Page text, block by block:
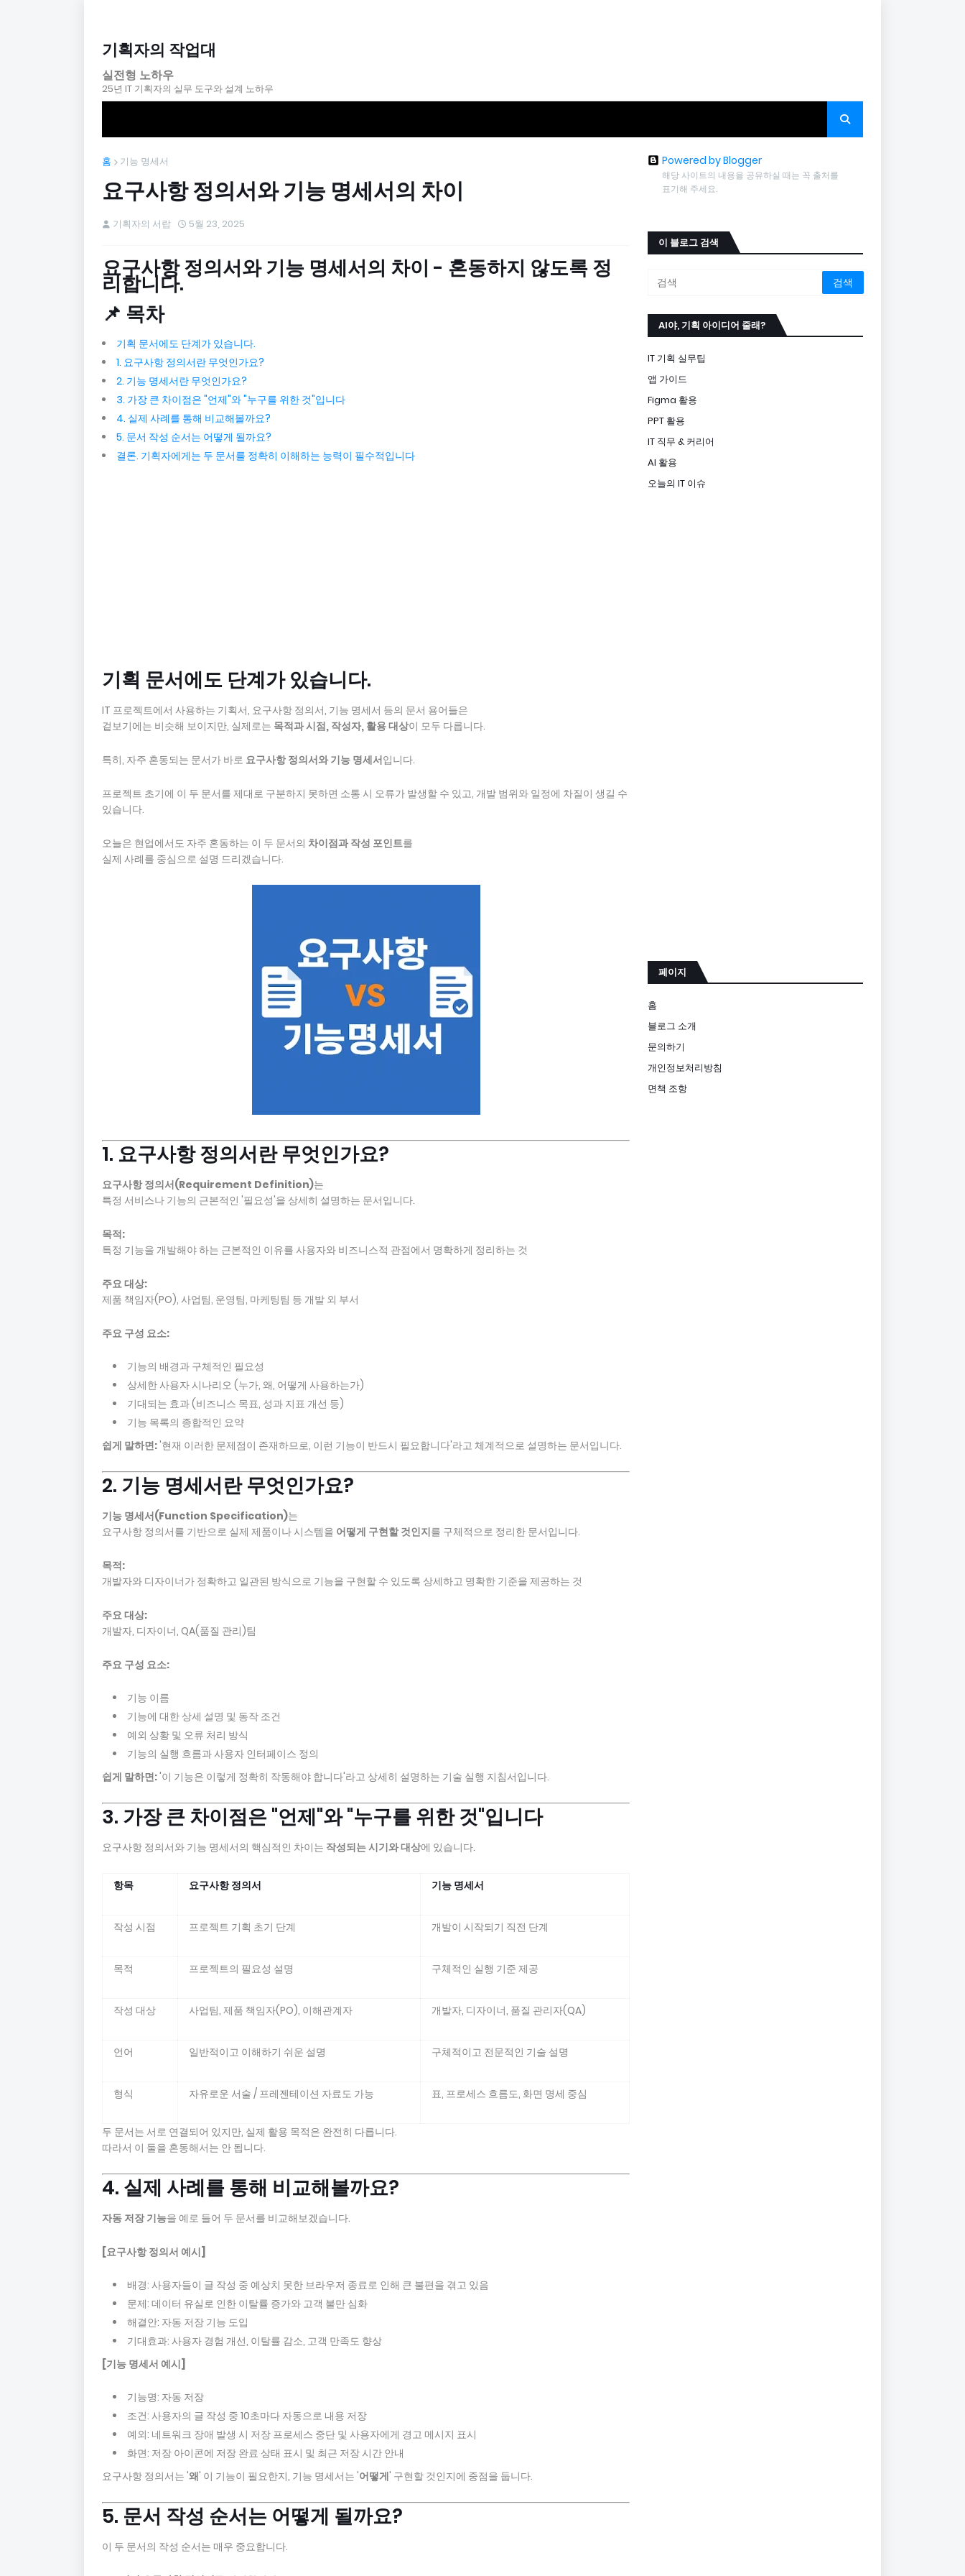
기획자의 작업대
실전형 노하우
25년 IT 기획자의 실무 도구와 설계 노하우
홈 기능 명세서
요구사항 정의서와 기능 명세서의 차이
기획자의 서랍 5월 23, 2025
요구사항 정의서와 기능 명세서의 차이 - 혼동하지 않도록 정
리합니다.
📌 목차
기획 문서에도 단계가 있습니다.
1. 요구사항 정의서란 무엇인가요?
2. 기능 명세서란 무엇인가요?
3. 가장 큰 차이점은 "언제"와 "누구를 위한 것"입니다
4. 실제 사례를 통해 비교해볼까요?
5. 문서 작성 순서는 어떻게 될까요?
결론. 기획자에게는 두 문서를 정확히 이해하는 능력이 필수적입니다
기획 문서에도 단계가 있습니다.
IT 프로젝트에서 사용하는 기획서, 요구사항 정의서, 기능 명세서 등의 문서 용어들은
겉보기에는 비슷해 보이지만, 실제로는 목적과 시점, 작성자, 활용 대상이 모두 다릅니다.
특히, 자주 혼동되는 문서가 바로 요구사항 정의서와 기능 명세서입니다.
프로젝트 초기에 이 두 문서를 제대로 구분하지 못하면 소통 시 오류가 발생할 수 있고, 개발 범위와 일정에 차질이 생길 수
있습니다.
오늘은 현업에서도 자주 혼동하는 이 두 문서의 차이점과 작성 포인트를
실제 사례를 중심으로 설명 드리겠습니다.
1. 요구사항 정의서란 무엇인가요?
요구사항 정의서(Requirement Definition)는
특정 서비스나 기능의 근본적인 '필요성'을 상세히 설명하는 문서입니다.
목적:
특정 기능을 개발해야 하는 근본적인 이유를 사용자와 비즈니스적 관점에서 명확하게 정리하는 것
주요 대상:
제품 책임자(PO), 사업팀, 운영팀, 마케팅팀 등 개발 외 부서
주요 구성 요소:
기능의 배경과 구체적인 필요성
상세한 사용자 시나리오 (누가, 왜, 어떻게 사용하는가)
기대되는 효과 (비즈니스 목표, 성과 지표 개선 등)
기능 목록의 종합적인 요약
쉽게 말하면:'현재 이러한 문제점이 존재하므로, 이런 기능이 반드시 필요합니다'라고 체계적으로 설명하는 문서입니다.
2. 기능 명세서란 무엇인가요?
기능 명세서(Function Specification)는
요구사항 정의서를 기반으로 실제 제품이나 시스템을 어떻게 구현할 것인지를 구체적으로 정리한 문서입니다.
목적:
개발자와 디자이너가 정확하고 일관된 방식으로 기능을 구현할 수 있도록 상세하고 명확한 기준을 제공하는 것
주요 대상:
개발자, 디자이너, QA(품질 관리)팀
주요 구성 요소:
기능 이름
기능에 대한 상세 설명 및 동작 조건
예외 상황 및 오류 처리 방식
기능의 실행 흐름과 사용자 인터페이스 정의
쉽게 말하면:'이 기능은 이렇게 정확히 작동해야 합니다'라고 상세히 설명하는 기술 실행 지침서입니다.
3. 가장 큰 차이점은 "언제"와 "누구를 위한 것"입니다
요구사항 정의서와 기능 명세서의 핵심적인 차이는 작성되는 시기와 대상에 있습니다.
항목 요구사항 정의서 기능 명세서
작성 시점 프로젝트 기획 초기 단계 개발이 시작되기 직전 단계
목적 프로젝트의 필요성 설명 구체적인 실행 기준 제공
작성 대상 사업팀, 제품 책임자(PO), 이해관계자 개발자, 디자이너, 품질 관리자(QA)
언어 일반적이고 이해하기 쉬운 설명 구체적이고 전문적인 기술 설명
형식 자유로운 서술 / 프레젠테이션 자료도 가능 표, 프로세스 흐름도, 화면 명세 중심
두 문서는 서로 연결되어 있지만, 실제 활용 목적은 완전히 다릅니다.
따라서 이 둘을 혼동해서는 안 됩니다.
4. 실제 사례를 통해 비교해볼까요?
자동 저장 기능을 예로 들어 두 문서를 비교해보겠습니다.
[요구사항 정의서 예시]
배경: 사용자들이 글 작성 중 예상치 못한 브라우저 종료로 인해 큰 불편을 겪고 있음
문제: 데이터 유실로 인한 이탈률 증가와 고객 불만 심화
해결안: 자동 저장 기능 도입
기대효과: 사용자 경험 개선, 이탈률 감소, 고객 만족도 향상
[기능 명세서 예시]
기능명: 자동 저장
조건: 사용자의 글 작성 중 10초마다 자동으로 내용 저장
예외: 네트워크 장애 발생 시 저장 프로세스 중단 및 사용자에게 경고 메시지 표시
화면: 저장 아이콘에 저장 완료 상태 표시 및 최근 저장 시간 안내
요구사항 정의서는 '왜' 이 기능이 필요한지, 기능 명세서는 '어떻게' 구현할 것인지에 중점을 둡니다.
5. 문서 작성 순서는 어떻게 될까요?
이 두 문서의 작성 순서는 매우 중요합니다.
Powered by Blogger
해당 사이트의 내용을 공유하실 때는 꼭 출처를
표기해 주세요.
이 블로그 검색
AI야, 기획 아이디어 줄래?
IT 기획 실무팁
앱 가이드
Figma 활용
PPT 활용
IT 직무 & 커리어
AI 활용
오늘의 IT 이슈
페이지
홈
블로그 소개
문의하기
개인정보처리방침
면책 조항